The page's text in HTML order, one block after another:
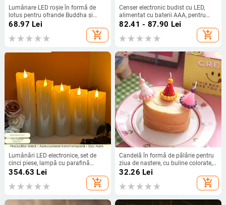
Lumânare LED roșie în formă de
lotus pentru ofrande Buddha și
Zeului Bogăției, lumânare electrică
68.97 Lei
add_shopping_cart
Censer electronic budist cu LED,
alimentat cu baterii AAA, pentru
rugăciuni acasă
82.41 - 87.90 Lei
add_shopping_cart
Lumânări LED electronice, set de
cinci piese, lampă cu parafină
simulată, lumină romantică pentru
354.63 Lei
add_shopping_cart
Candelă în formă de pălărie pentru
ziua de naștere, cu buline colorate,
pălărie mică de petrecere pentru
32.26 Lei
add_shopping_cart